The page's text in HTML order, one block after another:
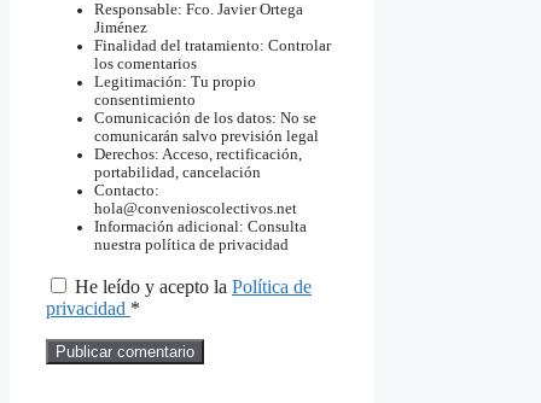
Responsable: Fco. Javier Ortega
Jiménez
Finalidad del tratamiento: Controlar
los comentarios
Legitimación: Tu propio
consentimiento
Comunicación de los datos: No se
comunicarán salvo previsión legal
Derechos: Acceso, rectificación,
portabilidad, cancelación
Contacto:
hola@convenioscolectivos.net
Información adicional: Consulta
nuestra política de privacidad
He leído y acepto la Política de
privacidad *